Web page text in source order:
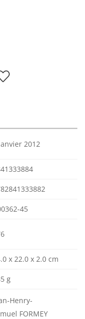
2012
45
x 22.0 x 2.0 cm
g
Henry-
FORMEY